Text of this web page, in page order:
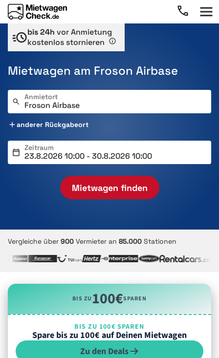
bis 24h vor Anmietung
kostenlos stornieren
Mietwagen am Froson Airbase
Anmietort
anderer Rückgabeort
Zeitraum
Mietwagen finden
Vergleiche über 900 Vermieter an 85.000 Stationen
BIS ZU100€SPAREN
BIS ZU 100€ SPAREN
Spare bis zu 100€ auf Deinen Mietwagen
Zu den Deals